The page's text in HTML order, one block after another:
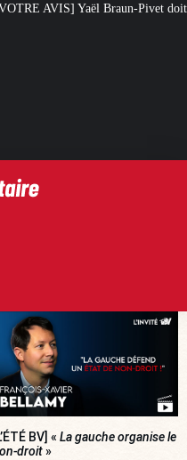
renoncer à son projet
BV] « La gauche organise le
droit»